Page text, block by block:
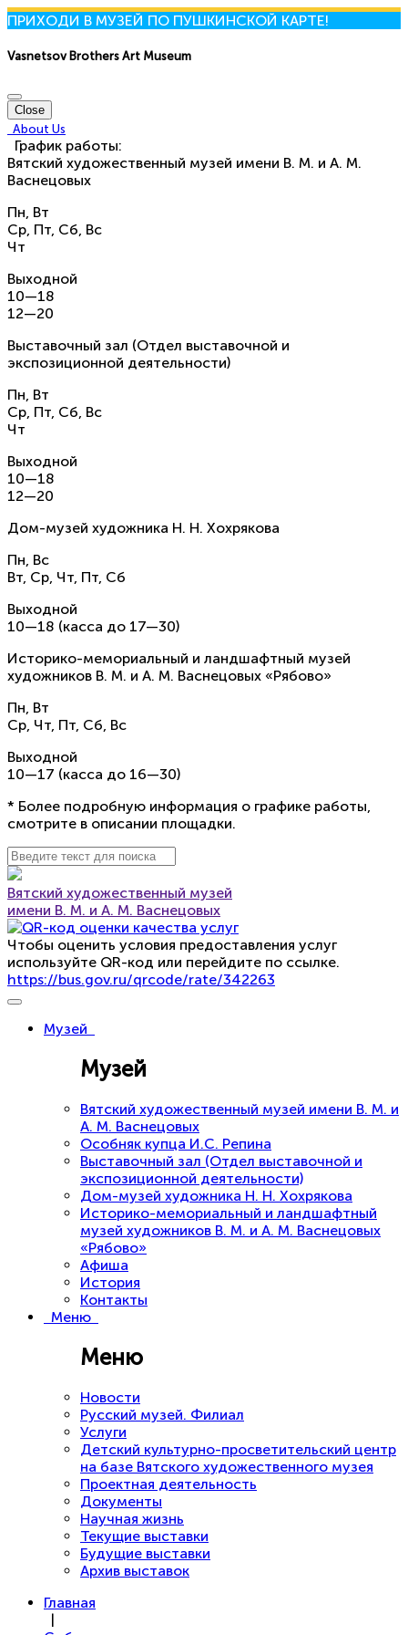
ПРИХОДИ В МУЗЕЙ ПО ПУШКИНСКОЙ КАРТЕ!
Vasnetsov Brothers Art Museum
Close
About Us
График работы:
Вятский художественный музей имени В. М. и А. М.
Васнецовых
Пн, Вт
Ср, Пт, Сб, Вс
Чт
Выходной
10—18
12—20
Выставочный зал (Отдел выставочной и
экспозиционной деятельности)
Пн, Вт
Ср, Пт, Сб, Вс
Чт
Выходной
10—18
12—20
Дом-музей художника Н. Н. Хохрякова
Пн, Вс
Вт, Ср, Чт, Пт, Сб
Выходной
10—18 (касса до 17—30)
Историко-мемориальный и ландшафтный музей
художников В. М. и А. М. Васнецовых «Рябово»
Пн, Вт
Ср, Чт, Пт, Сб, Вс
Выходной
10—17 (касса до 16—30)
* Более подробную информация о графике работы,
смотрите в описании площадки.
Вятский художественный музей
имени В. М. и А. М. Васнецовых
Чтобы оценить условия предоставления услуг
используйте QR-код или перейдите по ссылке.
https://bus.gov.ru/qrcode/rate/342263
Музей
Музей
Вятский художественный музей имени В. М. и
А. М. Васнецовых
Особняк купца И.С. Репина
Выставочный зал (Отдел выставочной и
экспозиционной деятельности)
Дом-музей художника Н. Н. Хохрякова
Историко-мемориальный и ландшафтный
музей художников В. М. и А. М. Васнецовых
«Рябово»
Афиша
История
Контакты
Меню
Меню
Новости
Русский музей. Филиал
Услуги
Детский культурно-просветительский центр
на базе Вятского художественного музея
Проектная деятельность
Документы
Научная жизнь
Текущие выставки
Будущие выставки
Архив выставок
Главная
|